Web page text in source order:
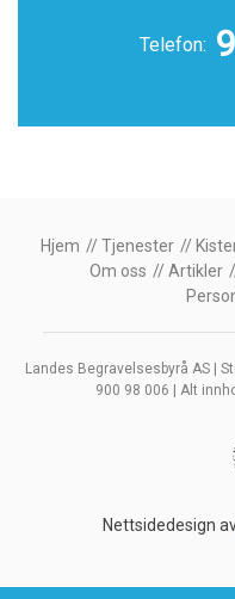
Telefon:
Hjem Tjenester
Om oss
Artikler
Landes Begravelsesbyrå AS |
900 98 006 | Alt
Nettsidedesign